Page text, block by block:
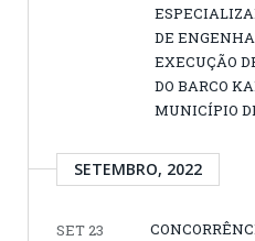
DE
EXECUÇÃO
DO BARCO
MUNICÍPIO
SETEMBRO, 2022
SET 23